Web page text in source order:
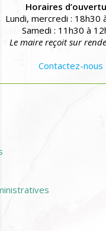
Horaires
Lundi, mercredi : 18h30
Samedi : 11h30 à
Le maire reçoit sur
Contactez-nous